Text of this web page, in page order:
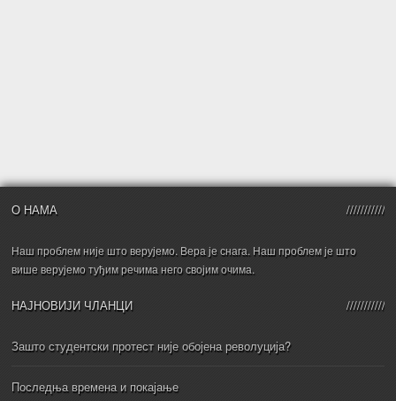
О НАМА
Наш проблем није што верујемо. Вера је снага. Наш проблем је што
више верујемо туђим речима него својим очима.
НАЈНОВИЈИ ЧЛАНЦИ
Зашто студентски протест није обојена револуција?
Последња времена и покајање